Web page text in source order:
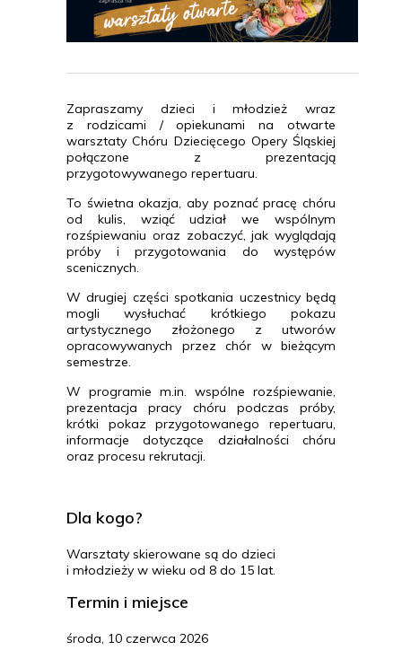
Zapraszamy dzieci i młodzież wraz
z rodzicami / opiekunami na otwarte
warsztaty Chóru Dziecięcego Opery Śląskiej
połączone z prezentacją
przygotowywanego repertuaru.
To świetna okazja, aby poznać pracę chóru
od kulis, wziąć udział we wspólnym
rozśpiewaniu oraz zobaczyć, jak wyglądają
próby i przygotowania do występów
scenicznych.
W drugiej części spotkania uczestnicy będą
mogli wysłuchać krótkiego pokazu
artystycznego złożonego z utworów
opracowywanych przez chór w bieżącym
semestrze.
W programie m.in. wspólne rozśpiewanie,
prezentacja pracy chóru podczas próby,
krótki pokaz przygotowanego repertuaru,
informacje dotyczące działalności chóru
oraz procesu rekrutacji.
Dla kogo?
Warsztaty skierowane są do dzieci
i młodzieży w wieku od 8 do 15 lat.
Termin i miejsce
środa, 10 czerwca 2026